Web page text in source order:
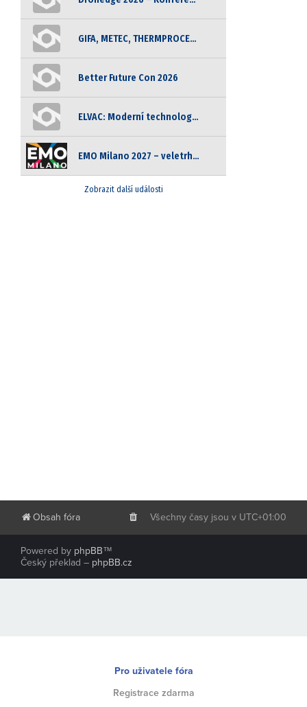
Obsah fóra Všechny časy jsou v UTC+01:00
Powered by phpBB™
Český překlad – phpBB.cz
Pro uživatele fóra
Registrace zdarma